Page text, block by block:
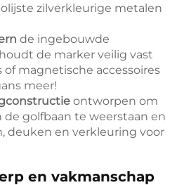
zilverkleurige metalen
de ingebouwde
de marker veilig vast
magnetische accessoires
meer!
ontworpen om
de golfbaan te weerstaan en
deuken en verkleuring voor
en vakmanschap